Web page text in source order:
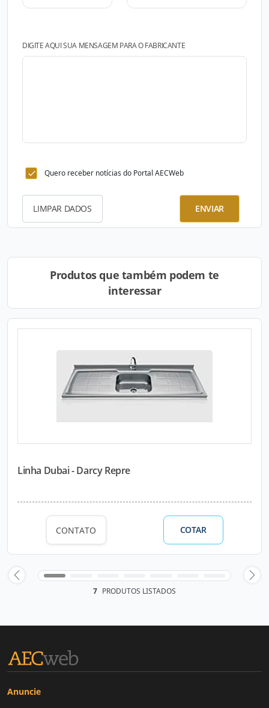
DIGITE AQUI SUA MENSAGEM PARA O FABRICANTE
Quero receber notícias do Portal AECWeb
LIMPAR DADOS ENVIAR
Produtos que também podem te
interessar
Linha Dubai - Darcy Repre
CONTATO COTAR
7 PRODUTOS LISTADOS
Anuncie